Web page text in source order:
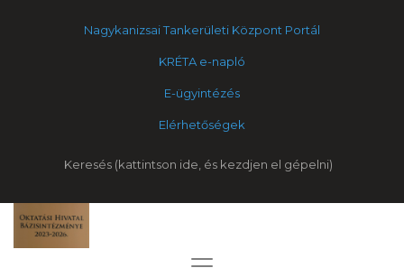
Nagykanizsai Tankerületi Központ Portál
KRÉTA e-napló
E-ügyintézés
Elérhetőségek
Keresés